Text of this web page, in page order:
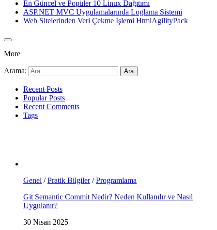
En Güncel ve Popüler 10 Linux Dağıtımı
ASP.NET MVC Uygulamalarında Loglama Sistemi
Web Sitelerinden Veri Çekme İşlemi HtmlAgilityPack
More
Arama:
Recent Posts
Popular Posts
Recent Comments
Tags
Genel /Pratik Bilgiler/Programlama
Git Semantic Commit Nedir? Neden Kullanılır ve Nasıl
Uygulanır?
30 Nisan 2025